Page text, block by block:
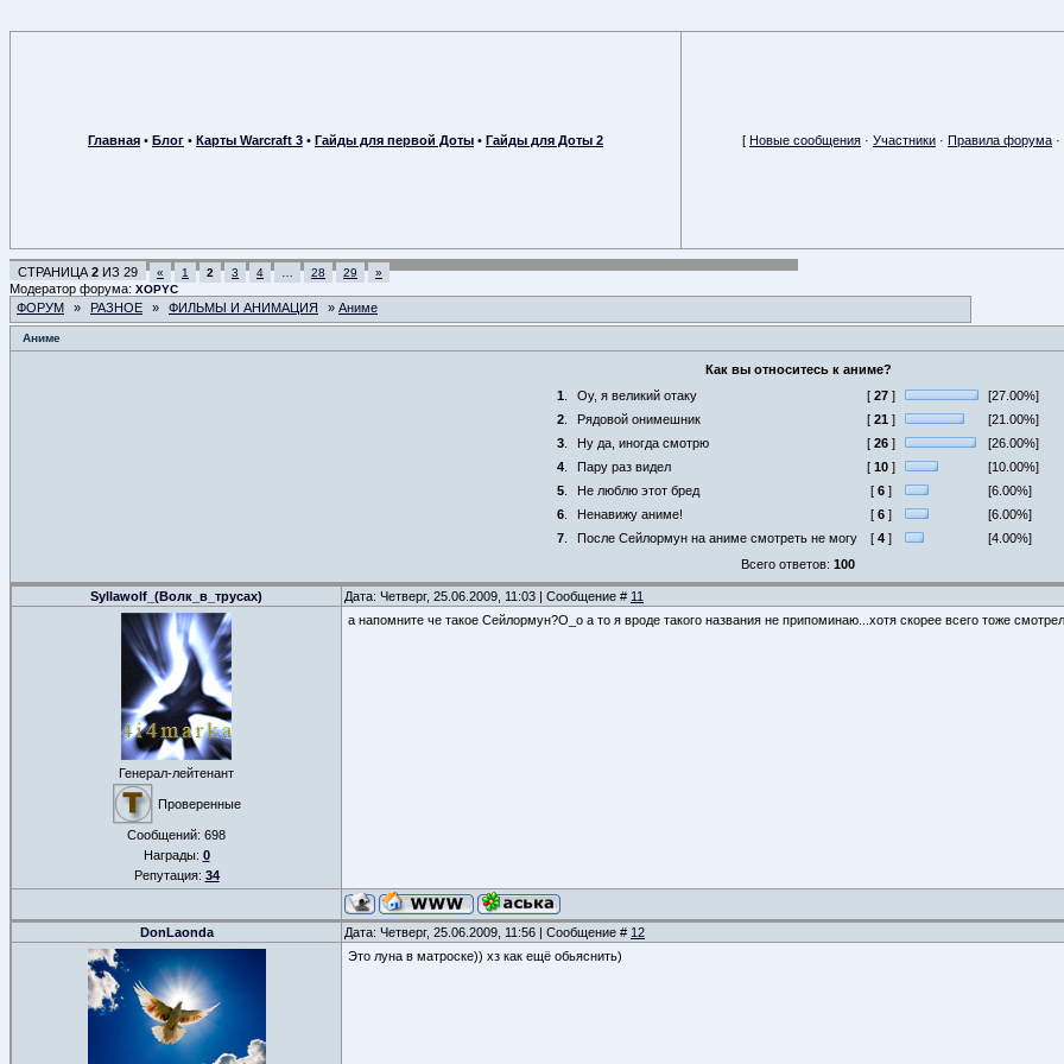
Главная • Блог • Карты Warcraft 3 • Гайды для первой Доты • Гайды для Доты 2 [ Новые сообщения · Участники · Правила форума ·
СТРАНИЦА 2 ИЗ 29 « 1 2 3 4 28 29 »
Модератор форума: XOPYC
ФОРУМ » РАЗНОЕ » ФИЛЬМЫ И АНИМАЦИЯ » Аниме
Аниме
Как вы относитесь к аниме?
1
Оу, я великий отаку [ 27 ]
[27.00%]
2
Рядовой онимешник [ 21 ]
[21.00%]
3
Ну да, иногда смотрю [ 26 ]
[26.00%]
4
Пару раз видел [ 10 ]
[10.00%]
5
Не люблю этот бред [ 6 ]
[6.00%]
6
Ненавижу аниме! [ 6 ]
[6.00%]
7
После Сейлормун на аниме смотреть не могу [ 4 ]
[4.00%]
Всего ответов: 100
Syllawolf_(Волк_в_трусах) Дата: Четверг, 25.06.2009, 11:03 | Сообщение # 11
Генерал-лейтенант
Проверенные
Сообщений: 698
Награды: 0
Репутация: 34
а напомните че такое Сейлормун?О_о а то я вроде такого названия не припоминаю...хотя скорее всего тоже
DonLaonda Дата: Четверг, 25.06.2009, 11:56 | Сообщение # 12
Это луна в матроске)) хз как ещё обьяснить)